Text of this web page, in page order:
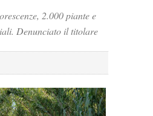
2.000 piante e
Denunciato il titolare